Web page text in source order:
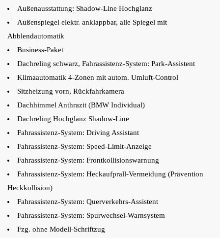
Außenausstattung: Shadow-Line Hochglanz
Außenspiegel elektr. anklappbar, alle Spiegel mit
Abblendautomatik
Business-Paket
Dachreling schwarz, Fahrassistenz-System: Park-Assistent
Klimaautomatik 4-Zonen mit autom. Umluft-Control
Sitzheizung vorn, Rückfahrkamera
Dachhimmel Anthrazit (BMW Individual)
Dachreling Hochglanz Shadow-Line
Fahrassistenz-System: Driving Assistant
Fahrassistenz-System: Speed-Limit-Anzeige
Fahrassistenz-System: Frontkollisionswarnung
Fahrassistenz-System: Heckaufprall-Vermeidung (Prävention
Heckkollision)
Fahrassistenz-System: Querverkehrs-Assistent
Fahrassistenz-System: Spurwechsel-Warnsystem
Fzg. ohne Modell-Schriftzug